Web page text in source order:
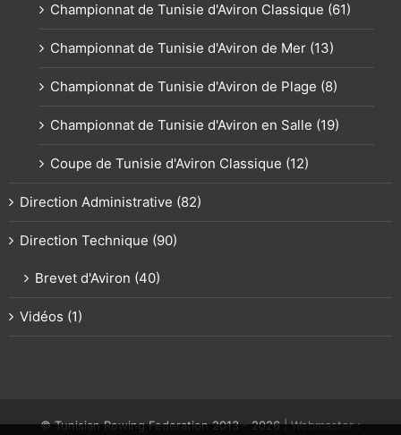
Championnat de Tunisie d'Aviron Classique (61)
Championnat de Tunisie d'Aviron de Mer (13)
Championnat de Tunisie d'Aviron de Plage (8)
Championnat de Tunisie d'Aviron en Salle (19)
Coupe de Tunisie d'Aviron Classique (12)
Direction Administrative (82)
Direction Technique (90)
Brevet d'Aviron (40)
Vidéos (1)
© Tunisian Rowing Federation 2013 -2026| Webmaster :